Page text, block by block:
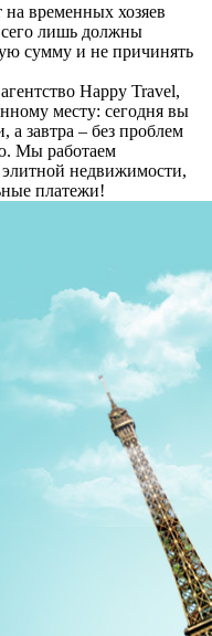
на временных хозяев
лишь должны
сумму и не причинять
Happy Travel,
месту: сегодня вы
завтра – без проблем
Мы работаем
элитной недвижимости,
платежи!